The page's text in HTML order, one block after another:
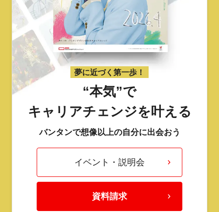
夢に近づく第一歩！
“本気”で
キャリアチェンジを叶える
バンタンで想像以上の自分に出会おう
イベント・説明会
資料請求